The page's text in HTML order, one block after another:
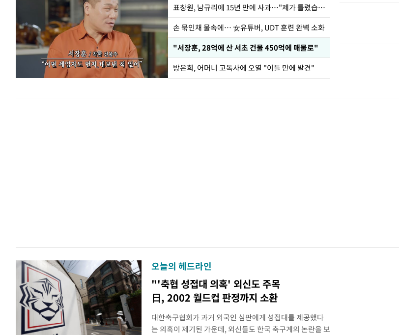
표창원, 남규리에 15년 만에 사과…"제가 틀렸습니다"
손 묶인채 물속에… 女유튜버, UDT 훈련 완벽 소화
"서장훈, 28억에 산 서초 건물 450억에 매물로"
방은희, 어머니 고독사에 오열 "이틀 만에 발견"
오늘의 헤드라인
"'축협 성접대 의혹' 외신도 주목
日, 2002 월드컵 판정까지 소환
대한축구협회가 과거 외국인 심판에게 성접대를 제공했다
는 의혹이 제기된 가운데, 외신들도 한국 축구계의 논란을 보